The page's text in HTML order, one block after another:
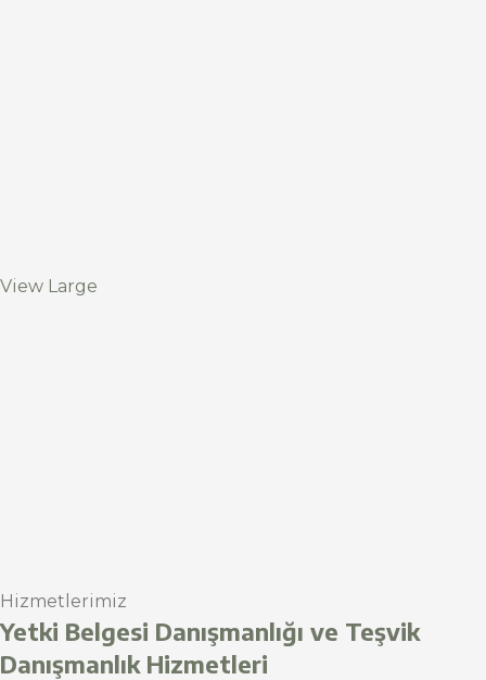
View Large
Hizmetlerimiz
Yetki Belgesi Danışmanlığı ve Teşvik
Danışmanlık Hizmetleri